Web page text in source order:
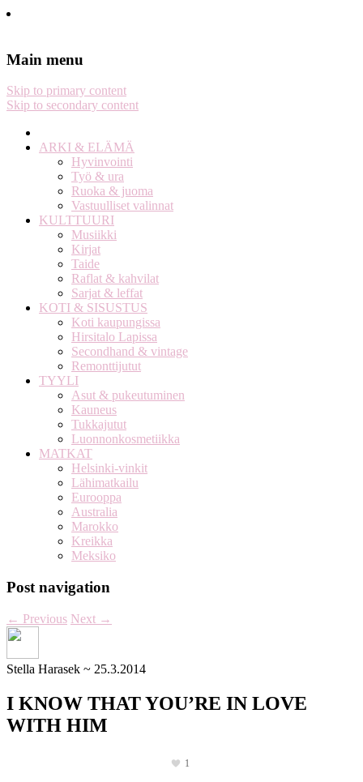
Notes on a life
Main menu
Skip to primary content
Skip to secondary content
ARKI & ELÄMÄ
Hyvinvointi
Työ & ura
Ruoka & juoma
Vastuulliset valinnat
KULTTUURI
Musiikki
Kirjat
Taide
Raflat & kahvilat
Sarjat & leffat
KOTI & SISUSTUS
Koti kaupungissa
Hirsitalo Lapissa
Secondhand & vintage
Remonttijutut
TYYLI
Asut & pukeutuminen
Kauneus
Tukkajutut
Luonnonkosmetiikka
MATKAT
Helsinki-vinkit
Lähimatkailu
Eurooppa
Australia
Marokko
Kreikka
Meksiko
Post navigation
← Previous Next →
Stella Harasek ~ 25.3.2014
I KNOW THAT YOU’RE IN LOVE
WITH HIM
1